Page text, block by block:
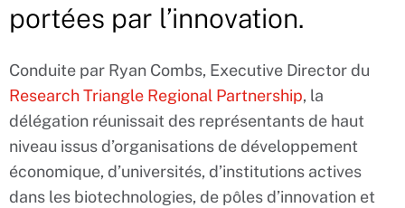
portées par l’innovation.
Conduite par Ryan Combs, Executive Director du
Research Triangle Regional Partnership, la
délégation réunissait des représentants de haut
niveau issus d’organisations de développement
économique, d’universités, d’institutions actives
dans les biotechnologies, de pôles d’innovation et